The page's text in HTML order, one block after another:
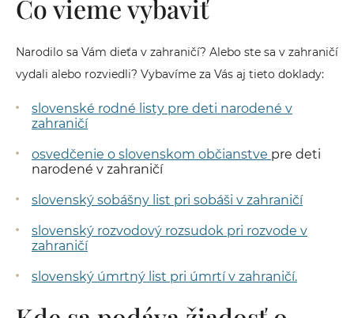
Čo vieme vybaviť
Narodilo sa Vám dieťa v zahraničí? Alebo ste sa v zahraničí
vydali alebo rozviedli? Vybavíme za Vás aj tieto doklady:
slovenské rodné listy pre deti narodené v
zahraničí
osvedčenie o slovenskom občianstve pre deti
narodené v zahraničí
slovenský sobášny list pri sobáši v zahraničí
slovenský rozvodový rozsudok pri rozvode v
zahraničí
slovenský úmrtný list pri úmrtí v zahraničí.